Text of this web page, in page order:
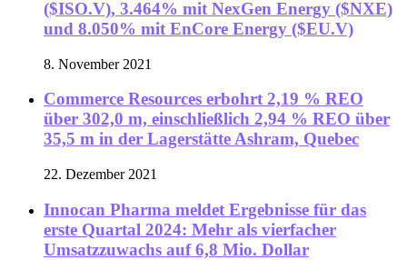
($ISO.V), 3.464% mit NexGen Energy ($NXE)
und 8.050% mit EnCore Energy ($EU.V)
8. November 2021
Commerce Resources erbohrt 2,19 % REO
über 302,0 m, einschließlich 2,94 % REO über
35,5 m in der Lagerstätte Ashram, Quebec
22. Dezember 2021
Innocan Pharma meldet Ergebnisse für das
erste Quartal 2024: Mehr als vierfacher
Umsatzzuwachs auf 6,8 Mio. Dollar